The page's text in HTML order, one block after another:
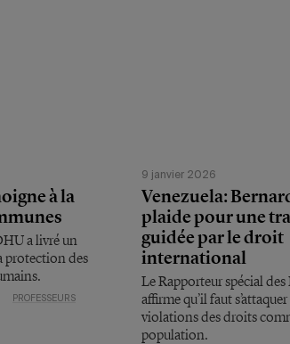
à la
a livré un
protection des
PROFESSEURS
9 janvier 2026
Venezuela:
plaide pour une
guidée par le droit
international
Le Rapporteur spécial
affirme qu’il faut
violations des droits
population.